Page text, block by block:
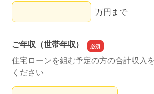
ご予算または月々の返済額の目安
万円まで
ご年収（世帯年収）
住宅ローンを組む予定の方の合計収入
ください
ご年収（世帯年収）